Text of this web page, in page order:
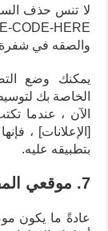
CODE-HERE
والصقه في شفرة Adsense.
الخاصة بك
الآن ، عندما
بتطبيقه عليه.
7. موقعي المفضل: تحت الفقرة الأولى :
عادةً ما يكون